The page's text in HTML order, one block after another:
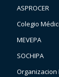
ASPROCER
Colegio
MEVEPA
SOCHIPA
Organizacion